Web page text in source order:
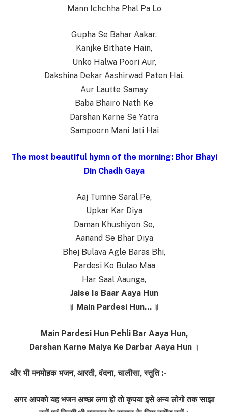
Mann Ichchha Phal Pa Lo
Gupha Se Bahar Aakar,
Kanjke Bithate Hain,
Unko Halwa Poori Aur,
Dakshina Dekar Aashirwad Paten Hai,
Aur Lautte Samay
Baba Bhairo Nath Ke
Darshan Karne Se Yatra
Sampoorn Mani Jati Hai
The most beautiful hymn of the morning: Bhor Bhayi
Din Chadh Gaya
Aaj Tumne Saral Pe,
Upkar Kar Diya
Daman Khushiyon Se,
Aanand Se Bhar Diya
Bhej Bulava Agle Baras Bhi,
Pardesi Ko Bulao Maa
Har Saal Aaunga,
Jaise Is Baar Aaya Hun
॥ Main Pardesi Hun… ॥
Main Pardesi Hun Pehli Bar Aaya Hun,
Darshan Karne Maiya Ke Darbar Aaya Hun ।
और भी मनमोहक भजन, आरती, वंदना, चालीसा, स्तुति :-
अगर आपको यह भजन अच्छा लगा हो तो कृपया इसे अन्य लोगो तक साझा